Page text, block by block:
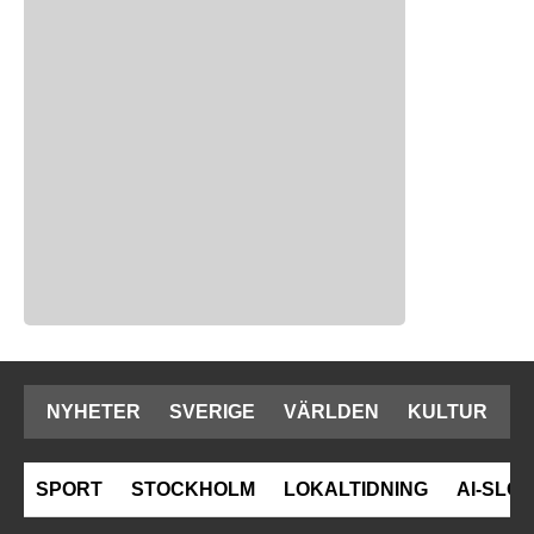
NYHETER SVERIGE VÄRLDEN KULTUR
SPORT STOCKHOLM LOKALTIDNING AI-SLOP